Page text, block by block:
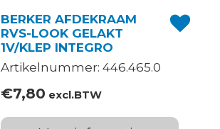
BERKER AFDEKRAAM
RVS-LOOK GELAKT
1V/KLEP INTEGRO
Artikelnummer: 446.465.0
€7,80 excl.BTW